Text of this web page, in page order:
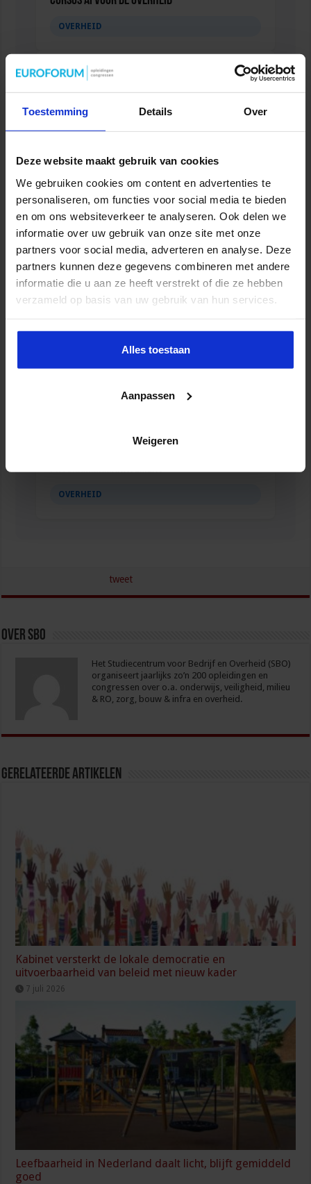
Toestemming Details Over
Deze website maakt gebruik van cookies
We gebruiken cookies om content en advertenties te
personaliseren, om functies voor social media te bieden
en om ons websiteverkeer te analyseren. Ook delen we
informatie over uw gebruik van onze site met onze
partners voor social media, adverteren en analyse. Deze
partners kunnen deze gegevens combineren met andere
informatie die u aan ze heeft verstrekt of die ze hebben
verzameld op basis van uw gebruik van hun services.
Alles toestaan
Aanpassen
Weigeren
OVERHEID
Controller in de publieke sector
FINANCIEEL
Programmamanagement
OVERHEID
tweet
Over sbo
Het Studiecentrum voor Bedrijf en Overheid (SBO)
organiseert jaarlijks zo’n 200 opleidingen en
congressen over o.a. onderwijs, veiligheid, milieu
& RO, zorg, bouw & infra en overheid.
Gerelateerde Artikelen
Kabinet versterkt de lokale democratie en
uitvoerbaarheid van beleid met nieuw kader
7 juli 2026
Leefbaarheid in Nederland daalt licht, blijft gemiddeld
goed